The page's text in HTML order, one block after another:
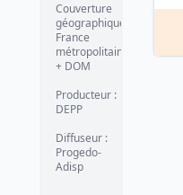
Couverture
géographique
France
métropolitaine
+ DOM
Producteur :
DEPP
Diffuseur :
Progedo-
Adisp